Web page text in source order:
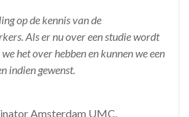
op de kennis van de
Als er nu over een studie wordt
het over hebben en kunnen we een
indien gewenst.
Amsterdam UMC.